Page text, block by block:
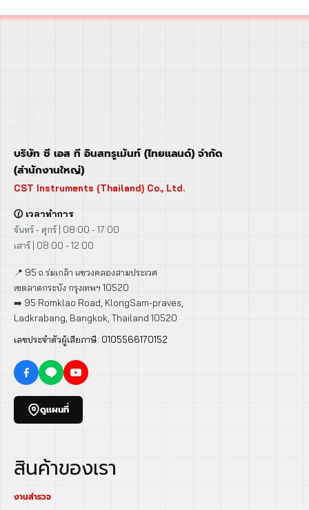
บริษัท ซี เอส ที อินสทรูเม้นท์ (ไทยแลนด์) จำกัด
(สำนักงานใหญ่)
CST Instruments (Thailand) Co., Ltd.
🕜 เวลาทำการ
จันทร์ - ศุกร์ | 08:00 - 17:00
เสาร์ | 08:00 - 12:00
📍 95 ถ.ร่มเกล้า แขวงคลองสามประเวศ
เขตลาดกระบัง กรุงเทพฯ 10520
➡️ 95 Romklao Road, KlongSam-praves,
Ladkrabang, Bangkok, Thailand 10520
เลขประจำตัวผู้เสียภาษี: 0105566170152
ดูแผนที่
สินค้าของเรา
งานสำรวจ